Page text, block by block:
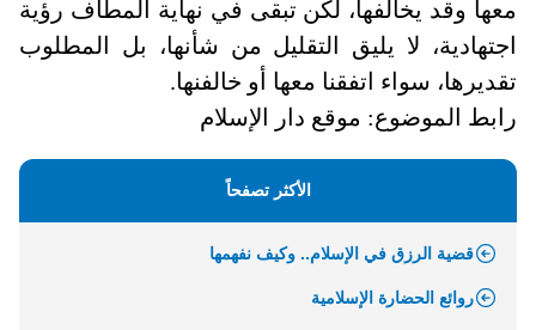
معها وقد يخالفها، لكن تبقى في نهاية المطاف رؤية
اجتهادية، لا يليق التقليل من شأنها، بل المطلوب
تقديرها، سواء اتفقنا معها أو خالفنها.
رابط الموضوع: موقع دار الإسلام
الأكثر تصفحاً
قضية الرزق في الإسلام.. وكيف نفهمها
روائع الحضارة الإسلامية